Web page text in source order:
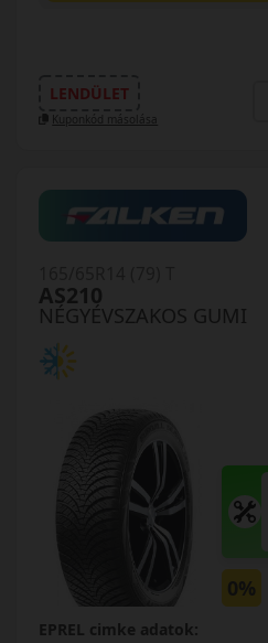
LENDÜLET
Kuponkód másolása
NÉGYÉVSZAKOS GUMI
AS210
0%
EPREL cimke adatok: